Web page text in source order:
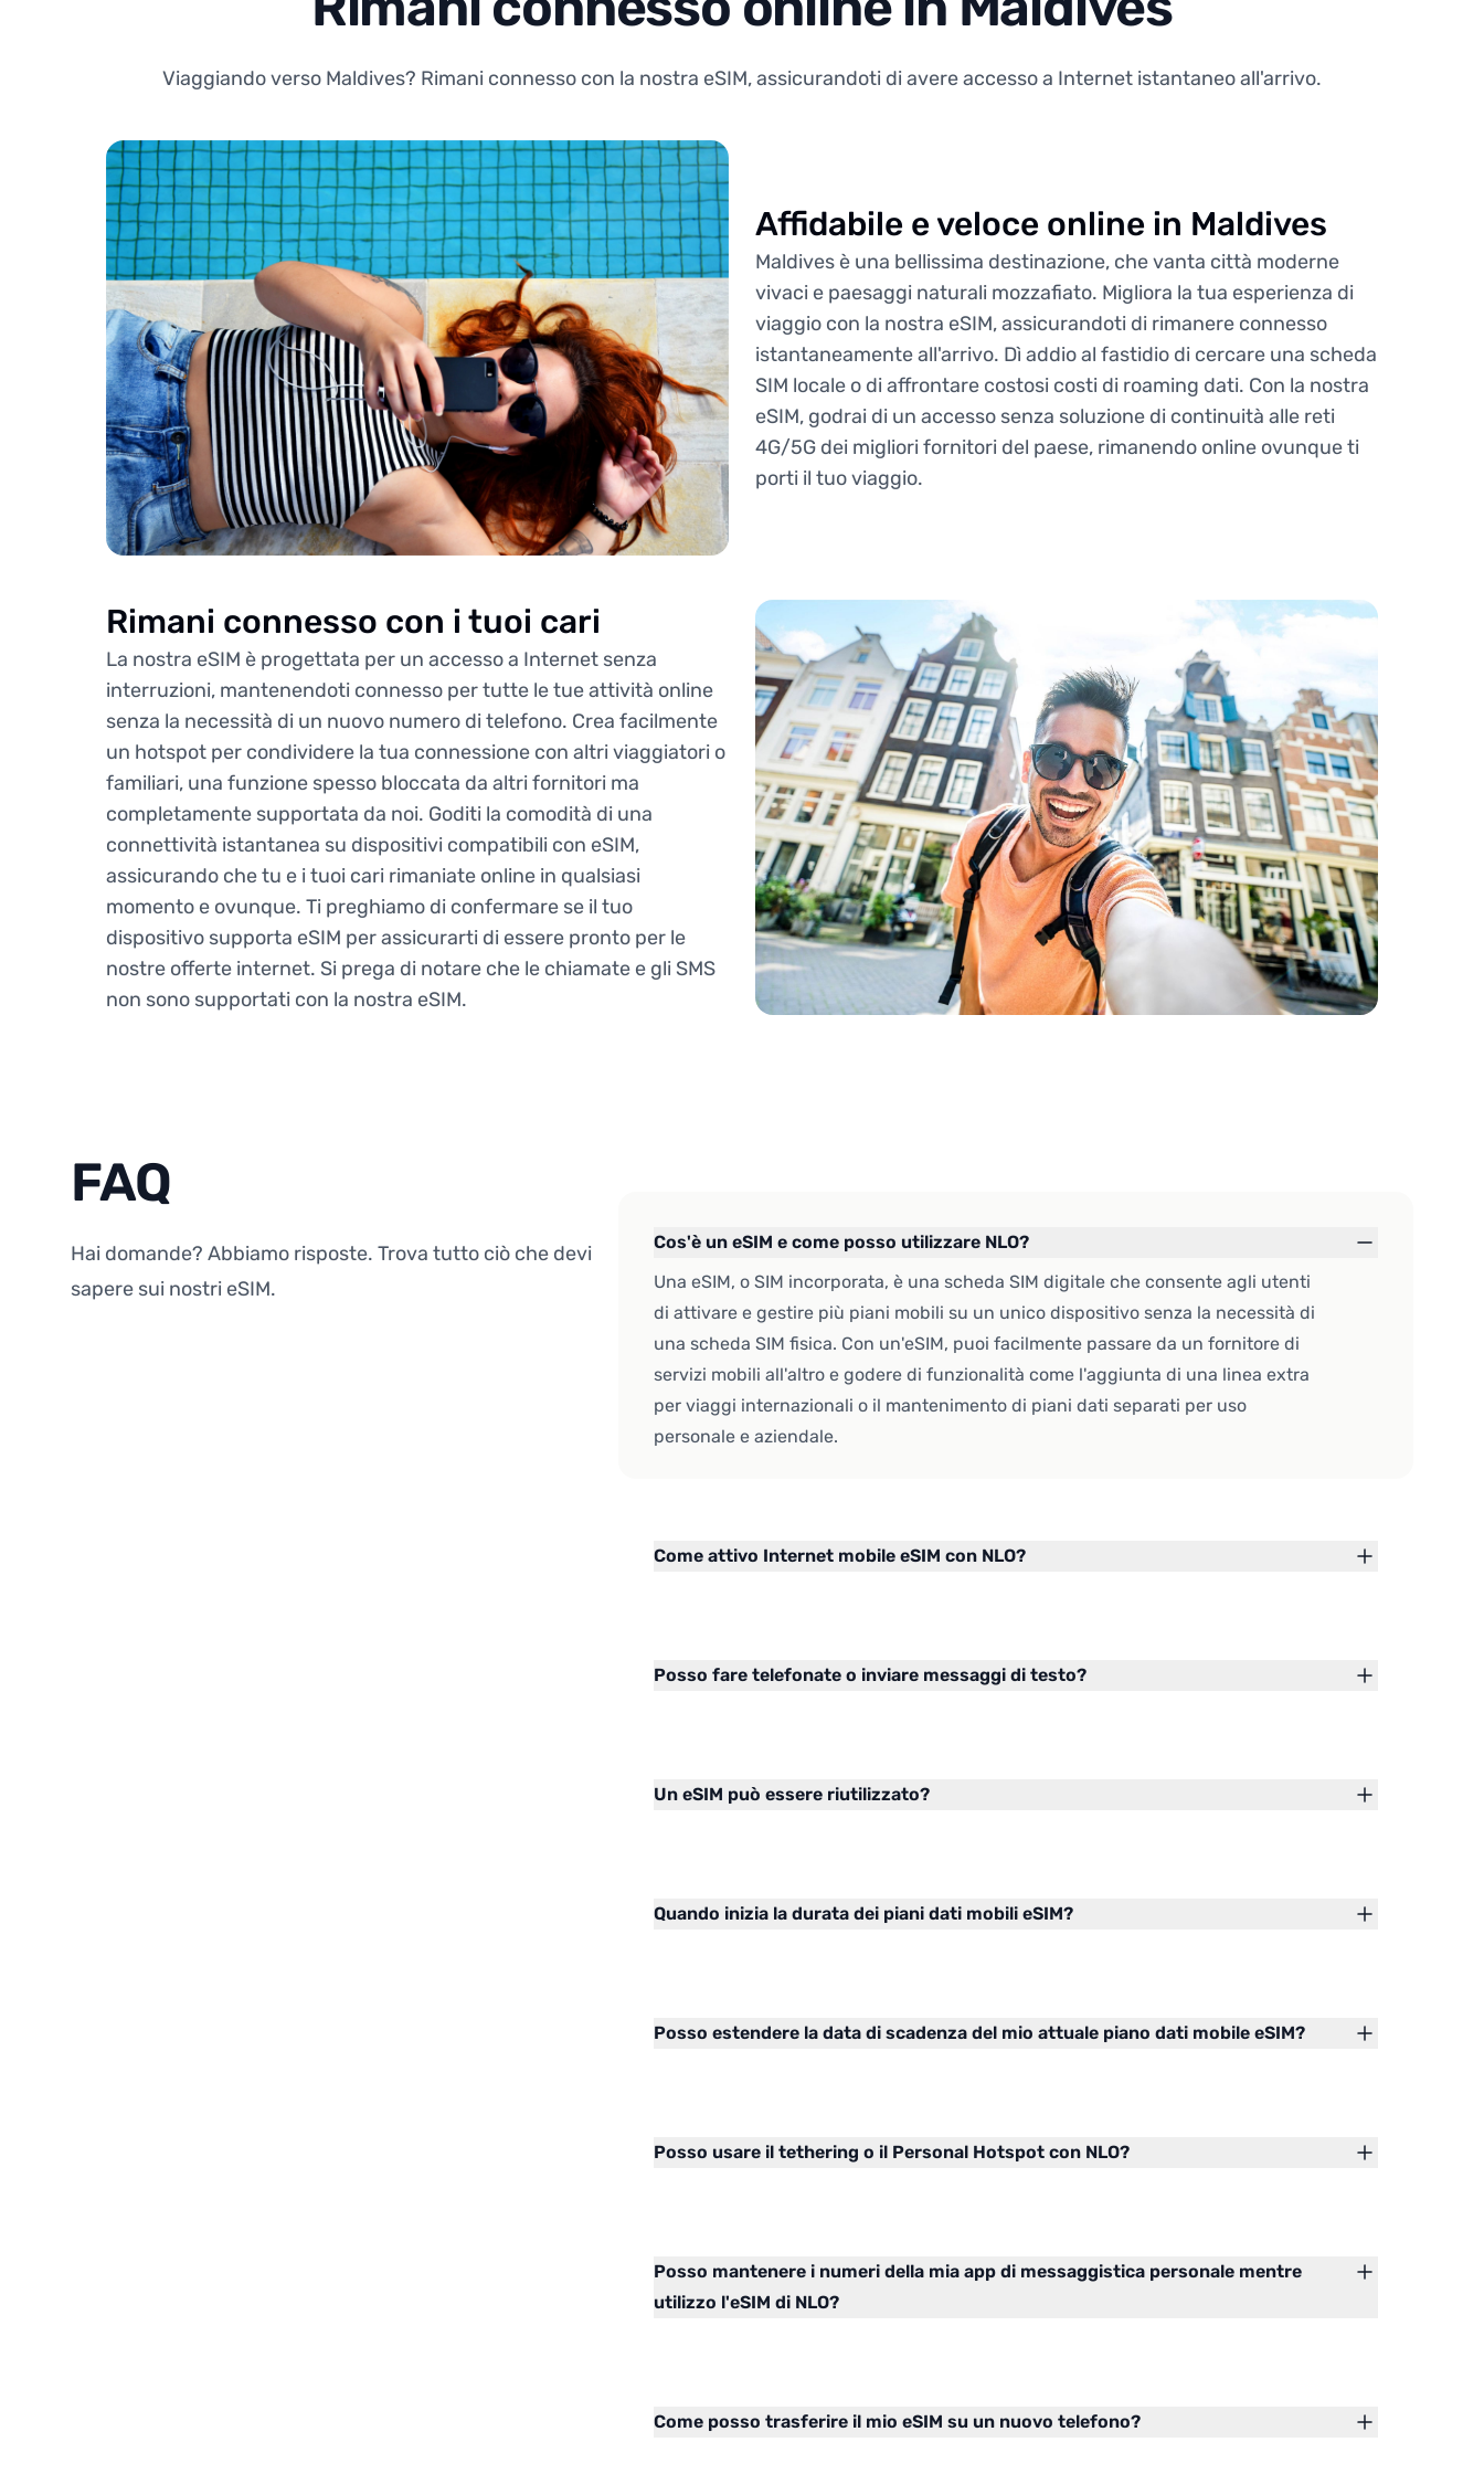
Viaggiando verso Maldives? Rimani connesso con la nostra eSIM, assicurandoti di avere accesso a Internet istantaneo all'arrivo.
Affidabile e veloce online in Maldives
Maldives è una bellissima destinazione, che vanta città moderne
vivaci e paesaggi naturali mozzafiato. Migliora la tua esperienza di
viaggio con la nostra eSIM, assicurandoti di rimanere connesso
istantaneamente all'arrivo. Dì addio al fastidio di cercare una scheda
SIM locale o di affrontare costosi costi di roaming dati. Con la nostra
eSIM, godrai di un accesso senza soluzione di continuità alle reti
4G/5G dei migliori fornitori del paese, rimanendo online ovunque ti
porti il tuo viaggio.
Rimani connesso con i tuoi cari
La nostra eSIM è progettata per un accesso a Internet senza
interruzioni, mantenendoti connesso per tutte le tue attività online
senza la necessità di un nuovo numero di telefono. Crea facilmente
un hotspot per condividere la tua connessione con altri viaggiatori o
familiari, una funzione spesso bloccata da altri fornitori ma
completamente supportata da noi. Goditi la comodità di una
connettività istantanea su dispositivi compatibili con eSIM,
assicurando che tu e i tuoi cari rimaniate online in qualsiasi
momento e ovunque. Ti preghiamo di confermare se il tuo
dispositivo supporta eSIM per assicurarti di essere pronto per le
nostre offerte internet. Si prega di notare che le chiamate e gli SMS
non sono supportati con la nostra eSIM.
FAQ
Hai domande? Abbiamo risposte. Trova tutto ciò che devi
sapere sui nostri eSIM.
Cos'è un eSIM e come posso utilizzare NLO?
Una eSIM, o SIM incorporata, è una scheda SIM digitale che consente agli utenti
di attivare e gestire più piani mobili su un unico dispositivo senza la necessità di
una scheda SIM fisica. Con un'eSIM, puoi facilmente passare da un fornitore di
servizi mobili all'altro e godere di funzionalità come l'aggiunta di una linea extra
per viaggi internazionali o il mantenimento di piani dati separati per uso
personale e aziendale.
Come attivo Internet mobile eSIM con NLO?
Posso fare telefonate o inviare messaggi di testo?
Un eSIM può essere riutilizzato?
Quando inizia la durata dei piani dati mobili eSIM?
Posso estendere la data di scadenza del mio attuale piano dati mobile eSIM?
Posso usare il tethering o il Personal Hotspot con NLO?
Posso mantenere i numeri della mia app di messaggistica personale mentre
utilizzo l'eSIM di NLO?
Come posso trasferire il mio eSIM su un nuovo telefono?